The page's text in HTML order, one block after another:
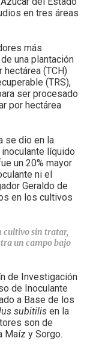
en tres áreas
más
una plantación
hectárea (TCH)
(TRS),
ser procesado
por hectárea
se dio en la
líquido
un 20% mayor
ni el
Geraldo de
en los cultivos
cultivo sin tratar,
un campo bajo
de Investigación
de Inoculante
a Base de los
subitilis en la
son de
Maíz y Sorgo.